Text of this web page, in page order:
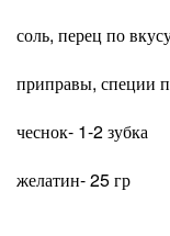
соль, перец по
приправы, специи
чеснок- 1-2 зубка
желатин- 25 гр